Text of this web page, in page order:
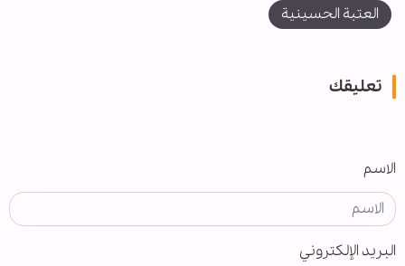
العتبة الحسينية
تعليقك
الاسم
البريد الإلكتروني